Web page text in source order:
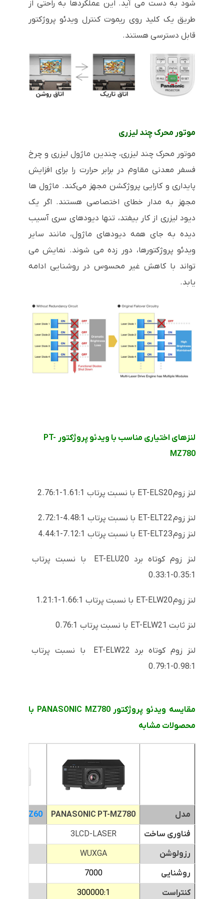
شود به دست می آید. این عملکردها به راحتی از
طریق یک کلید روی ریموت کنترل ویدئو پروژکتور
قابل دسترسی هستند.
موتور محرک چند لیزری
موتور محرک چند لیزری، چندین ماژول لیزری و چرخ
فسفر معدنی مقاوم در برابر حرارت را برای افزایش
پایداری و کارایی پروژکشن مجهز می‌کند. ماژول ها
مجهز به مدار خطای اختصاصی هستند. اگر یک
دیود لیزری از کار بیفتد، تنها دیودهای سری آسیب
دیده به جای همه دیودهای ماژول، مانند سایر
ویدئو پروژکتورها، دور زده می شوند. نمایش می
تواند با کاهش غیر محسوس در روشنایی ادامه
یابد.
لنزهای اختیاری مناسب با ویدئو پروژکتور PT-
MZ780
لنز زوم ET-ELS20 با نسبت پرتاب 1.61:1-2.76:1
لنز زوم ET-ELT22 با نسبت پرتاب 4.48:1-2.72:1
لنز زوم ET-ELT23 با نسبت پرتاب 7.12:1-4.44:1
لنز زوم کوتاه برد
ET-ELU20 با نسبت پرتاب
0.35:1-0.33:1
لنز زوم ET-ELW20 با نسبت پرتاب 1.66:1-1.21:1
لنز ثابت ET-ELW21 با نسبت پرتاب 0.76:1
لنز زوم کوتاه برد ET-ELW22 با نسبت پرتاب
0.98:1-0.79:1
مقایسه ویدئو پروژکتور PANASONIC MZ780 با
محصولات مشابه
مدل PANASONIC PT-MZ780
PT-VMZ60
فناوری ساخت
3LCD-LASER
رزولوشن
WUXGA
روشنایی
7000
کنتراست
300000:1